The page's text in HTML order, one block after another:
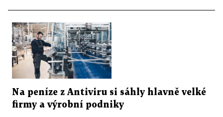
Na peníze z Antiviru si sáhly hlavně velké
firmy a výrobní podniky